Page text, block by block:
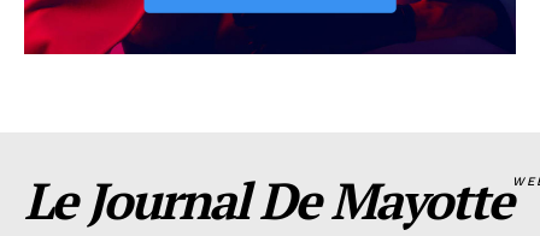
Le Journal De Mayotte